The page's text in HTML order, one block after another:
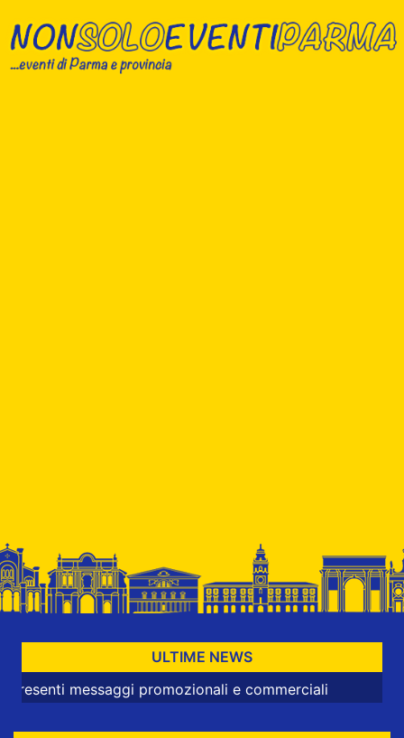
ULTIME NEWS
messaggi promozionali e commerciali